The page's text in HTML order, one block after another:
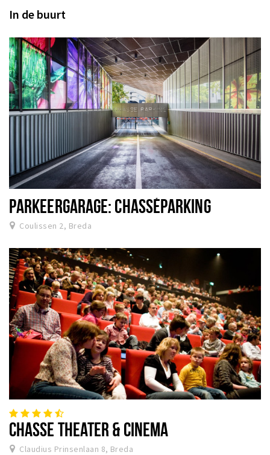
In de buurt
PARKEERGARAGE: CHASSÉPARKING
Coulissen 2, Breda
CHASSE THEATER & CINEMA
Claudius Prinsenlaan 8, Breda